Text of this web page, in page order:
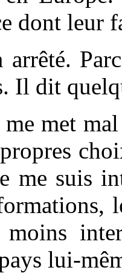
dont leur
arrêté.
Il dit
met
me suis
moins
lui-